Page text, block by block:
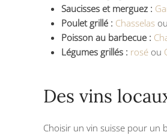
Saucisses et merguez :
Poulet grillé : Chasselas ou
Poisson au barbecue :
Légumes grillés : rosé ou
Des vins
Choisir un vin suisse pour un